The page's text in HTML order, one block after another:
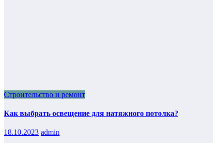
Строительство и ремонт
Как выбрать освещение для натяжного потолка?
18.10.2023 admin